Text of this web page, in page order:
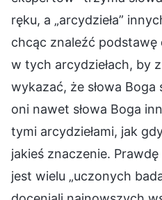
ręku, a „arcydzieła”
chcąc znaleźć podstawę
w tych arcydziełach, by
wykazać, że słowa Boga
oni nawet słowa Boga
tymi arcydziełami, jak
jakieś znaczenie.
jest wielu „uczonych